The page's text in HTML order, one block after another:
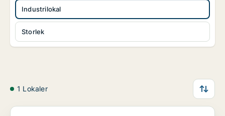
Industrilokal
Storlek
1 Lokaler
Butikslokal i Pajala